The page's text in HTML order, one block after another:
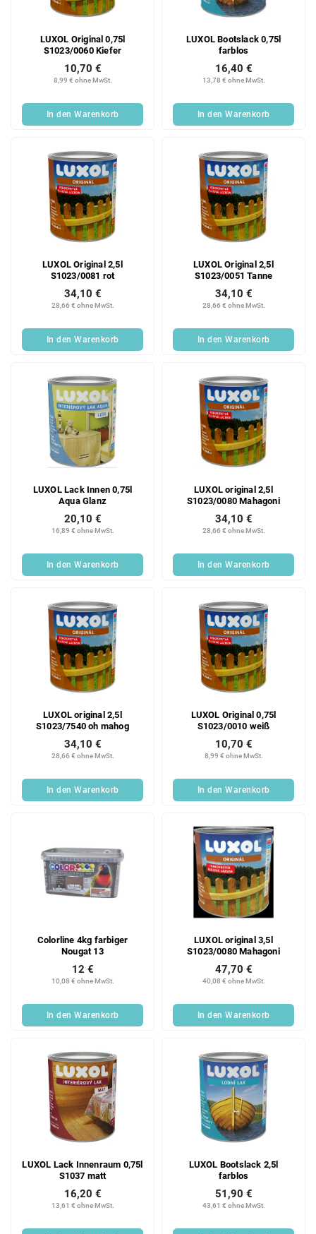
LUXOL Original 0,75l
S1023/0060 Kiefer
8,99 € ohne MwSt.
10,70 €
In den Warenkorb
LUXOL Bootslack 0,75l
farblos
13,78 € ohne MwSt.
16,40 €
In den Warenkorb
LUXOL Original 2,5l
S1023/0081 rot
28,66 € ohne MwSt.
34,10 €
In den Warenkorb
LUXOL Original 2,5l
S1023/0051 Tanne
28,66 € ohne MwSt.
34,10 €
In den Warenkorb
LUXOL Lack Innen 0,75l
Aqua Glanz
16,89 € ohne MwSt.
20,10 €
In den Warenkorb
LUXOL original 2,5l
S1023/0080 Mahagoni
28,66 € ohne MwSt.
34,10 €
In den Warenkorb
LUXOL original 2,5l
S1023/7540 oh mahog
28,66 € ohne MwSt.
34,10 €
In den Warenkorb
LUXOL Original 0,75l
S1023/0010 weiß
8,99 € ohne MwSt.
10,70 €
In den Warenkorb
Colorline 4kg farbiger
Nougat 13
10,08 € ohne MwSt.
12 €
In den Warenkorb
LUXOL original 3,5l
S1023/0080 Mahagoni
40,08 € ohne MwSt.
47,70 €
In den Warenkorb
LUXOL Lack Innenraum 0,75l
S1037 matt
13,61 € ohne MwSt.
16,20 €
LUXOL Bootslack 2,5l
farblos
43,61 € ohne MwSt.
51,90 €